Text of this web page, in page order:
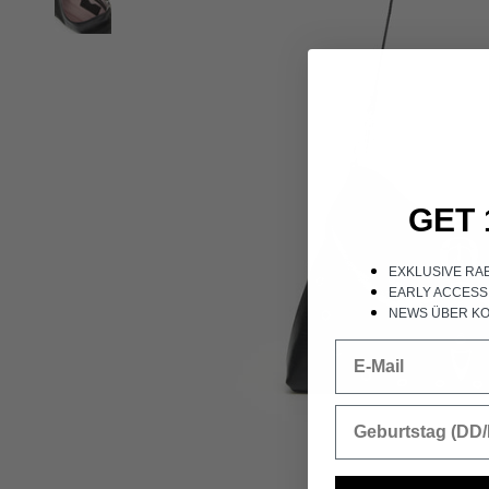
GET
EXKLUSIVE
EARLY ACCESS
NEWS ÜBER